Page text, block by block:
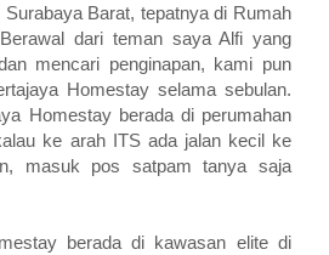
Surabaya Barat, tepatnya di Rumah
dari teman saya Alfi yang
mencari penginapan, kami pun
Homestay selama sebulan.
Homestay berada di perumahan
ke arah ITS ada jalan kecil ke
masuk pos satpam tanya saja
berada di kawasan elite di